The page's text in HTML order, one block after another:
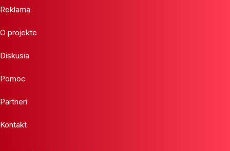
Reklama
O projekte
Diskusia
Pomoc
Partneri
Kontakt